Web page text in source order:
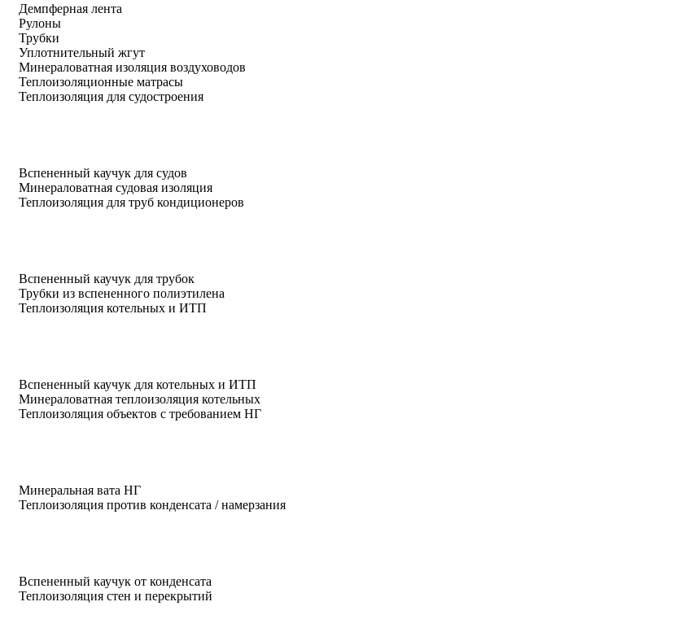
Демпферная лента
Рулоны
Трубки
Уплотнительный жгут
Минераловатная изоляция воздуховодов
Теплоизоляционные матрасы
Теплоизоляция для судостроения
Вспененный каучук для судов
Минераловатная судовая изоляция
Теплоизоляция для труб кондиционеров
Вспененный каучук для трубок
Трубки из вспененного полиэтилена
Теплоизоляция котельных и ИТП
Вспененный каучук для котельных и ИТП
Минераловатная теплоизоляция котельных
Теплоизоляция объектов с требованием НГ
Минеральная вата НГ
Теплоизоляция против конденсата / намерзания
Вспененный каучук от конденсата
Теплоизоляция стен и перекрытий